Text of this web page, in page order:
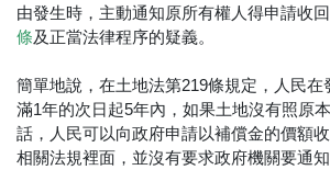
由發生時，主動通知原所有權人得申請收
條及正當法律程序的疑義。
簡單地說，在土地法第219條規定，人民在
滿1年的次日起5年內，如果土地沒有照原
話，人民可以向政府申請以補償金的價額
相關法規裡面，並沒有要求政府機關要通